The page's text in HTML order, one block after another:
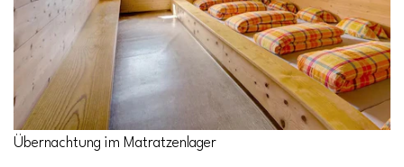
Übernachtung im Matratzenlager